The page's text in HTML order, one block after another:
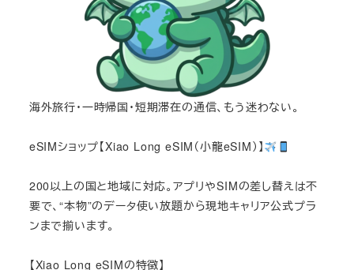
海外旅行・一時帰国・短期滞在の通信、もう迷わない。
eSIMショップ【Xiao Long eSIM（小龍eSIM）】
200以上の国と地域に対応。アプリやSIMの差し替えは不
要で、“本物”のデータ使い放題から現地キャリア公式プラ
ンまで揃います。
【Xiao Long eSIMの特徴】